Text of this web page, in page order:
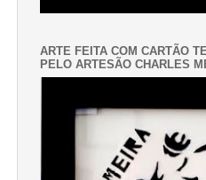
ARTE FEITA COM CARTÃO
PELO ARTESÃO CHARLES